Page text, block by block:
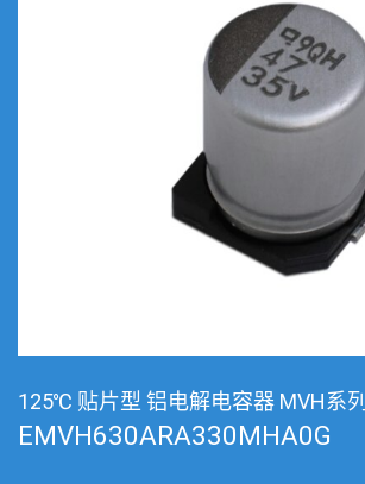
125℃ 贴片型 铝电解电容器 MVH系列
EMVH630ARA330MHA0G